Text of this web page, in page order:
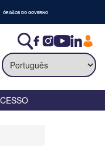
ÓRGÃOS DO GOVERNO